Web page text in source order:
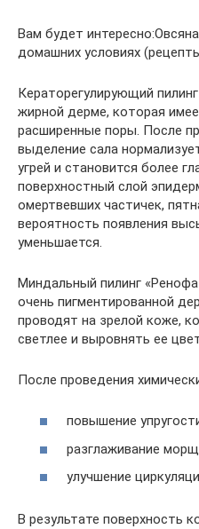
Вам будет
домашних условиях
Кераторегулирующий
жирной дерме, которая
расширенные поры. После
выделение сала
угрей и становится более
поверхностный слой
омертвевших частичек,
вероятность появления
уменьшается.
Миндальный пилинг
очень пигментированной
проводят на зрелой коже,
светлее и выровнять ее
После проведения
повышение
разглаживание
улучшение
В результате поверхность